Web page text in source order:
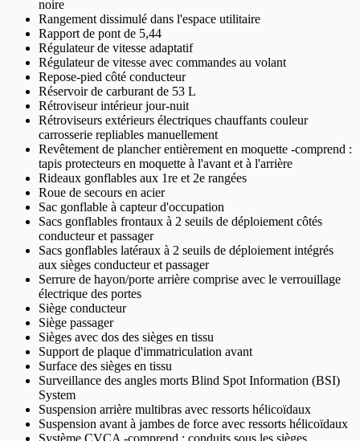
noire
Rangement dissimulé dans l'espace utilitaire
Rapport de pont de 5,44
Régulateur de vitesse adaptatif
Régulateur de vitesse avec commandes au volant
Repose-pied côté conducteur
Réservoir de carburant de 53 L
Rétroviseur intérieur jour-nuit
Rétroviseurs extérieurs électriques chauffants couleur
carrosserie repliables manuellement
Revêtement de plancher entièrement en moquette -comprend :
tapis protecteurs en moquette à l'avant et à l'arrière
Rideaux gonflables aux 1re et 2e rangées
Roue de secours en acier
Sac gonflable à capteur d'occupation
Sacs gonflables frontaux à 2 seuils de déploiement côtés
conducteur et passager
Sacs gonflables latéraux à 2 seuils de déploiement intégrés
aux sièges conducteur et passager
Serrure de hayon/porte arrière comprise avec le verrouillage
électrique des portes
Siège conducteur
Siège passager
Sièges avec dos des sièges en tissu
Support de plaque d'immatriculation avant
Surface des sièges en tissu
Surveillance des angles morts Blind Spot Information (BSI)
System
Suspension arrière multibras avec ressorts hélicoïdaux
Suspension avant à jambes de force avec ressorts hélicoïdaux